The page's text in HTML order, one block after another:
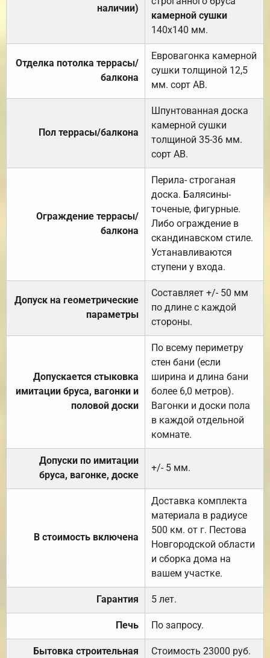
наличии)
камерной сушки
140х140 мм.
Отделка потолка террасы/
балкона
Евровагонка камерной
сушки толщиной 12,5
мм. сорт АВ.
Пол террасы/балкона
Шпунтованная доска
камерной сушки
толщиной 35-36 мм.
сорт АВ.
Ограждение террасы/
балкона
Перила- строганая
доска. Балясины-
точеные, фигурные.
Либо ограждение в
скандинавском стиле.
Устанавливаются
ступени у входа.
Допуск на геометрические
параметры
Составляет +/- 50 мм
по длине с каждой
стороны.
Допускается стыковка
имитации бруса, вагонки и
половой доски
По всему периметру
стен бани (если
ширина и длина бани
более 6,0 метров).
Вагонки и доски пола
в каждой отдельной
комнате.
Допуски по имитации
бруса, вагонке, доске
+/- 5 мм.
В стоимость включена
Доставка комплекта
материала в радиусе
500 км. от г. Пестова
Новгородской области
и сборка дома на
вашем участке.
Гарантия 5 лет.
Печь По запросу.
Бытовка строительная
Стоимость 23000 руб.